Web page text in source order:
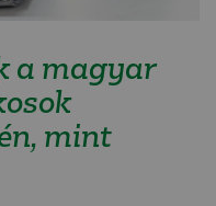
a magyar
mint